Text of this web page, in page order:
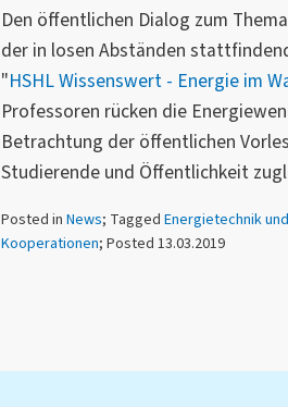
Den öffentlichen Dialog zum
der in losen Abständen
"HSHL Wissenswert - Energie im
Professoren rücken die
Betrachtung der öffentlichen
Studierende und Öffentlichkeit
Posted in News; Tagged Energietechnik
Kooperationen; Posted 13.03.2019